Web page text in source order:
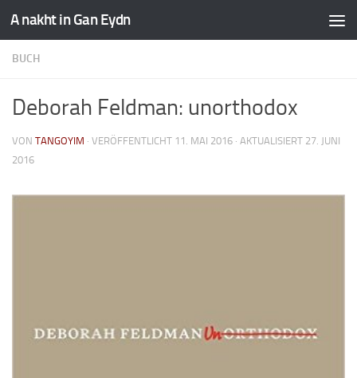
A nakht in Gan Eydn
BUCH
Deborah Feldman: unorthodox
VON TANGOYIM · VERÖFFENTLICHT 11. MAI 2016 · AKTUALISIERT 27. JUNI
2016